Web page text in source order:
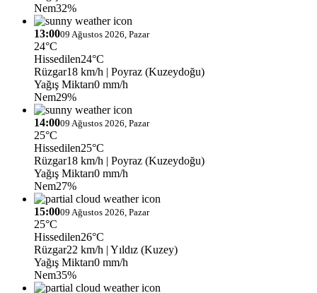
Nem32%
13:0009 Ağustos 2026, Pazar
24°C
Hissedilen24°C
Rüzgar18 km/h | Poyraz (Kuzeydoğu)
Yağış Miktarı0 mm/h
Nem29%
14:0009 Ağustos 2026, Pazar
25°C
Hissedilen25°C
Rüzgar18 km/h | Poyraz (Kuzeydoğu)
Yağış Miktarı0 mm/h
Nem27%
15:0009 Ağustos 2026, Pazar
25°C
Hissedilen26°C
Rüzgar22 km/h | Yıldız (Kuzey)
Yağış Miktarı0 mm/h
Nem35%